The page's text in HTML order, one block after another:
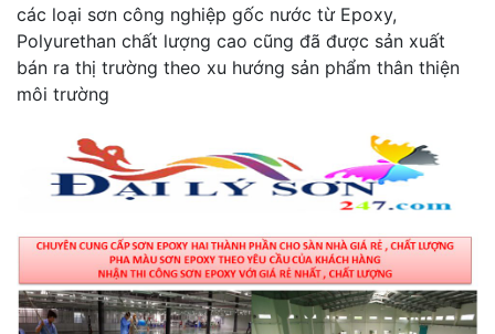
các loại sơn công nghiệp gốc nước từ Epoxy,
Polyurethan chất lượng cao cũng đã được sản xuất
bán ra thị trường theo xu hướng sản phẩm thân thiện
môi trường